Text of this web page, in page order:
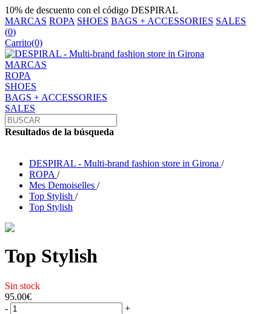
10% de descuento con el código DESPIRAL
MARCAS ROPA SHOES BAGS + ACCESSORIES SALES
(0)
Carrito(0)
MARCAS
ROPA
SHOES
BAGS + ACCESSORIES
SALES
Resultados de la búsqueda
DESPIRAL - Multi-brand fashion store in Girona /
ROPA /
Mes Demoiselles /
Top Stylish /
Top Stylish
Top Stylish
Sin stock
95.00€
-
+